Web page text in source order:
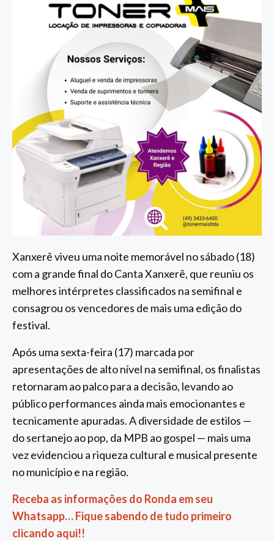
Xanxerê viveu uma noite memorável no sábado (18)
com a grande final do Canta Xanxerê, que reuniu os
melhores intérpretes classificados na semifinal e
consagrou os vencedores de mais uma edição do
festival.
Após uma sexta-feira (17) marcada por
apresentações de alto nível na semifinal, os finalistas
retornaram ao palco para a decisão, levando ao
público performances ainda mais emocionantes e
tecnicamente apuradas. A diversidade de estilos —
do sertanejo ao pop, da MPB ao gospel — mais uma
vez evidenciou a riqueza cultural e musical presente
no município e na região.
Receba as informações do Ronda em seu
Whatsapp… Fique sabendo de tudo primeiro
clicando aqui!!